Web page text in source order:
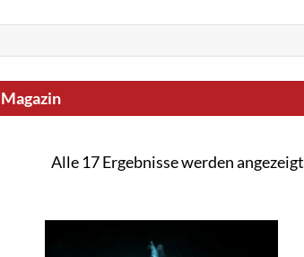
Magazin
Alle 17 Ergebnisse werden angezeigt